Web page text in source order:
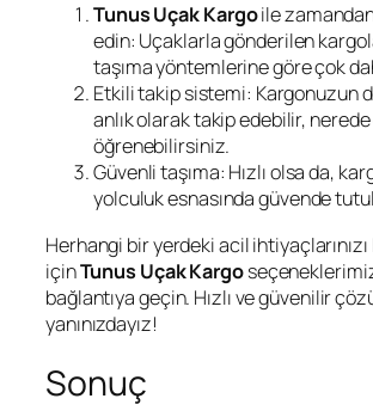
Tunus Uçak Kargoile
edin: Uçaklarla gönderilen
taşıma yöntemlerine göre çok
Etkili takip sistemi: Kargonuzun
anlık olarak takip edebilir,
öğrenebilirsiniz.
Güvenli taşıma: Hızlı olsa da,
yolculuk esnasında güvende
Herhangi bir yerdeki acil
içinTunus Uçak Kargo
bağlantıya geçin. Hızlı ve güvenilir
yanınızdayız!
Sonuç